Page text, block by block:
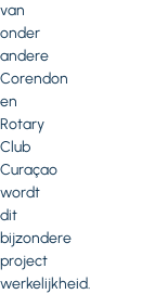
van
onder
andere
Corendon
en
Rotary
Club
Curaçao
wordt
dit
bijzondere
project
werkelijkheid.